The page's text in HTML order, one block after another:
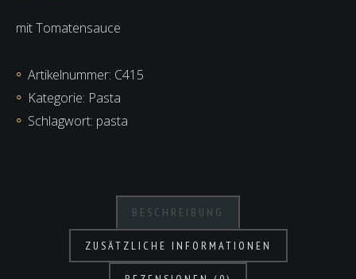
mit Tomatensauce
Artikelnummer: C415
Kategorie: Pasta
Schlagwort: pasta
BESCHREIBUNG
ZUSÄTZLICHE INFORMATIONEN